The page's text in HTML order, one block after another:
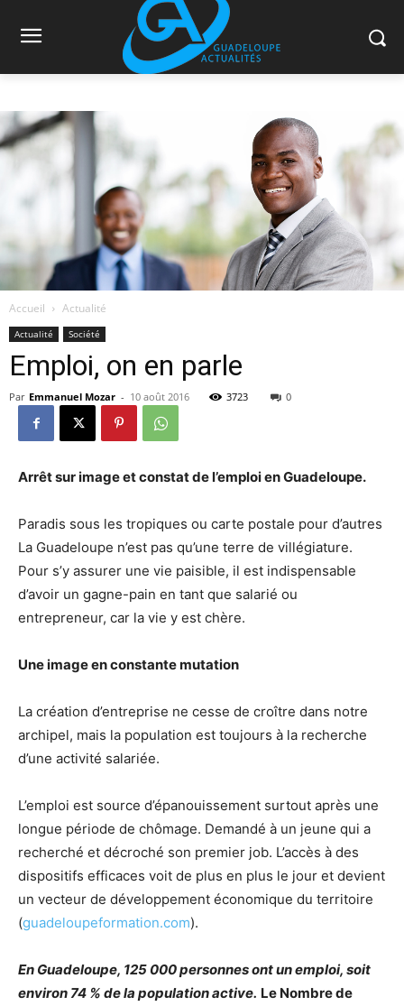
Accueil Actualité
Actualité Société
Emploi, on en parle
Par Emmanuel Mozar - 10 août 2016 3723 0
Arrêt sur image et constat de l’emploi en Guadeloupe.
Paradis sous les tropiques ou carte postale pour d’autres
La Guadeloupe n’est pas qu’une terre de villégiature.
Pour s’y assurer une vie paisible, il est indispensable
d’avoir un gagne-pain en tant que salarié ou
entrepreneur, car la vie y est chère.
Une image en constante mutation
La création d’entreprise ne cesse de croître dans notre
archipel, mais la population est toujours à la recherche
d’une activité salariée.
L’emploi est source d’épanouissement surtout après une
longue période de chômage. Demandé à un jeune qui a
recherché et décroché son premier job. L’accès à des
dispositifs efficaces voit de plus en plus le jour et devient
un vecteur de développement économique du territoire
(guadeloupeformation.com).
En Guadeloupe, 125 000 personnes ont un emploi, soit
environ 74 % de la population active. Le Nombre de